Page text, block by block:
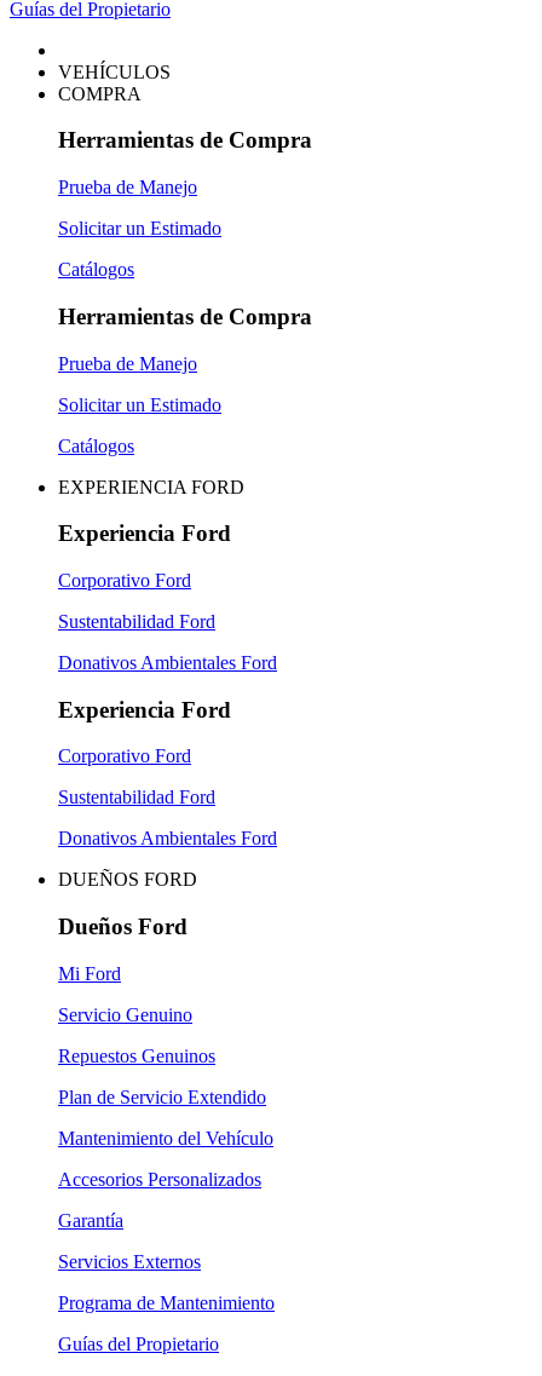
Guías del Propietario
VEHÍCULOS
COMPRA
Herramientas de Compra
Prueba de Manejo
Solicitar un Estimado
Catálogos
Herramientas de Compra
Prueba de Manejo
Solicitar un Estimado
Catálogos
EXPERIENCIA FORD
Experiencia Ford
Corporativo Ford
Sustentabilidad Ford
Donativos Ambientales Ford
Experiencia Ford
Corporativo Ford
Sustentabilidad Ford
Donativos Ambientales Ford
DUEÑOS FORD
Dueños Ford
Mi Ford
Servicio Genuino
Repuestos Genuinos
Plan de Servicio Extendido
Mantenimiento del Vehículo
Accesorios Personalizados
Garantía
Servicios Externos
Programa de Mantenimiento
Guías del Propietario